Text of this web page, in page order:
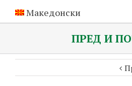
Македонски
ПРЕД И